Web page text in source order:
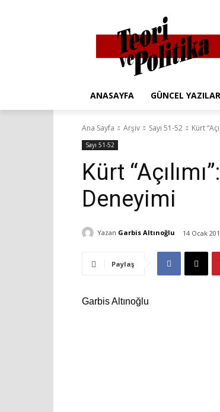
ANASAYFA GÜNCEL YAZILAR
Ana Sayfa Arşiv Sayı 51-52 Kürt
Sayı 51-52
Kürt
Deneyimi
Yazan Garbis Altınoğlu 14 Ocak
Paylaş
Garbis Altınoğlu